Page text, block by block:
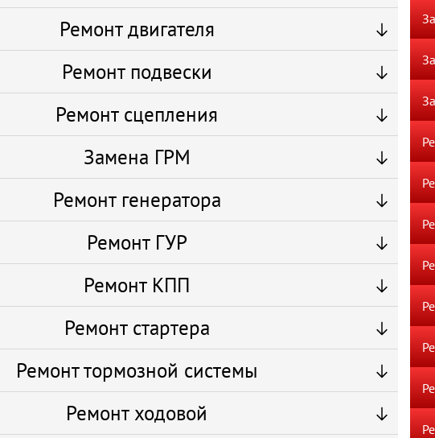
Ремонт двигателя
Ремонт подвески
Ремонт сцепления
Замена ГРМ
Ремонт генератора
Ремонт ГУР
Ремонт КПП
Ремонт стартера
Ремонт тормозной системы
Ремонт ходовой